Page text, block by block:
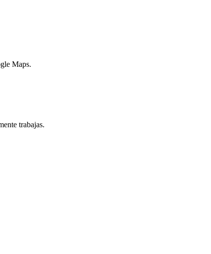
Maps.
trabajas.